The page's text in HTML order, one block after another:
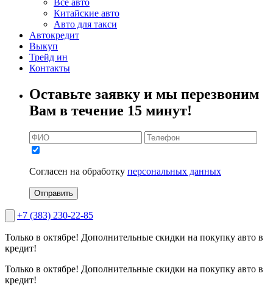
Все авто
Китайские авто
Авто для такси
Автокредит
Выкуп
Трейд ин
Контакты
Оставьте заявку и мы перезвоним
Вам в течение 15 минут!
Согласен на обработку персональных данных
Отправить
+7 (383) 230-22-85
Только в октябре! Дополнительные скидки на покупку авто в
кредит!
Только в октябре! Дополнительные скидки на покупку авто в
кредит!